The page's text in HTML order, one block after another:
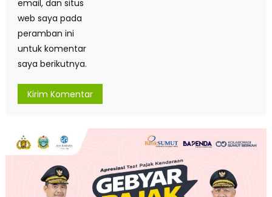
email, dan situs
web saya pada
peramban ini
untuk komentar
saya berikutnya.